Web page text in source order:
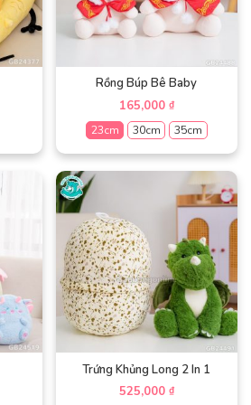
Rồng Búp Bê Baby
165,000 ₫
23cm 30cm 35cm
Sản
biến
thể.
Các
tùy
chọn
có
thể
được
chọn
Trứng Khủng Long 2 In 1
525,000 ₫